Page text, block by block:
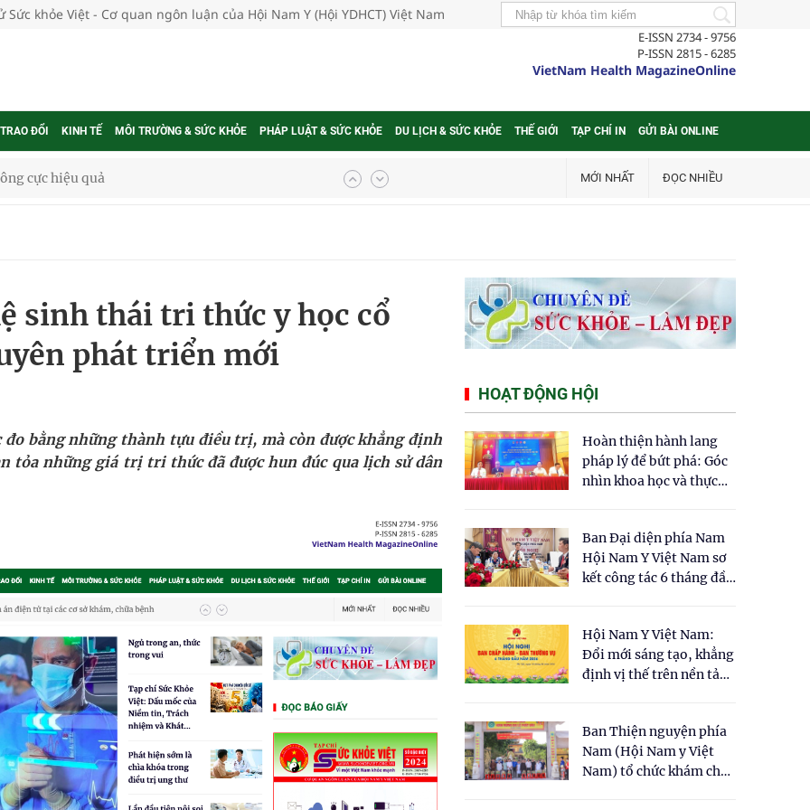
Sức khỏe Việt - Cơ quan ngôn luận của Hội Nam Y (Hội YDHCT) Việt Nam
E-ISSN 2734 - 9756
P-ISSN 2815 - 6285
VietNam Health MagazineOnline
ĐỔI KINH TẾ MÔI TRƯỜNG & SỨC KHỎE PHÁP LUẬT & SỨC KHỎE DU LỊCH & SỨC KHỎE THẾ GIỚI TẠP CHÍ IN GỬI BÀI ONLINE
cực hiệu quả
thực tế
ung thư
Của Các Loài Nhân Sâm (Panax Spp.): Tổng
quốc
nhiệt độ cao nhất 35 độ
khám sàng lọc cho người dân
MỚI NHẤT ĐỌC NHIỀU
sinh thái tri thức y học cổ
phát triển mới
bằng những thành tựu điều trị, mà còn được khẳng định
tỏa những giá trị tri thức đã được hun đúc qua lịch sử dân
HOẠT ĐỘNG HỘI
Hoàn thiện hành lang
pháp lý để bứt phá: Góc
nhìn khoa học và thực
cho Luật Y dược cổ
truyền Việt Nam"
Ban Đại diện phía Nam
Hội Nam Y Việt Nam sơ
kết công tác 6 tháng đầu
Hội Nam Y Việt Nam:
Đổi mới sáng tạo, khẳng
định vị thế trên nền tảng
Ban Thiện nguyện phía
Nam (Hội Nam y Việt
Nam) tổ chức khám chữa